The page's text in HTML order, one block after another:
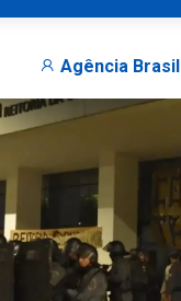
Agência Brasil